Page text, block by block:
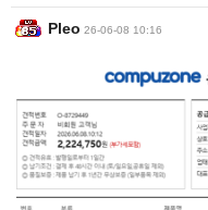
Pleo 26-06-08 10:16